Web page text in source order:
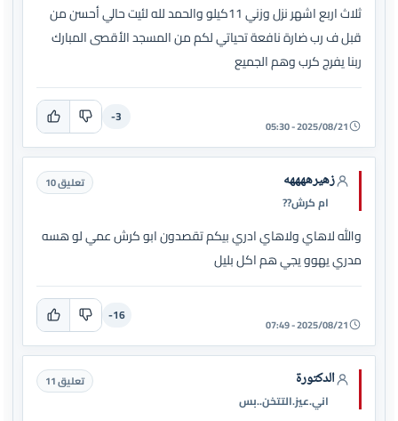
ثلاث اربع اشهر نزل وزني 11كيلو والحمد لله لئيت حالي أحسن من
قبل ف رب ضارة نافعة تحياتي لكم من المسجد الأقصى المبارك
ربنا يفرج كرب وهم الجميع
2025/08/21 - 05:30
-3
زهيرههههه
ام كرش??
تعليق 10
والله لاهاي ولاهاي ادري بيكم تقصدون ابو كرش عمي لو هسه
مدري يهوو يجي هم اكل بليل
2025/08/21 - 07:49
-16
الدكتورة
اني.عيز.التتخن..بس
تعليق 11